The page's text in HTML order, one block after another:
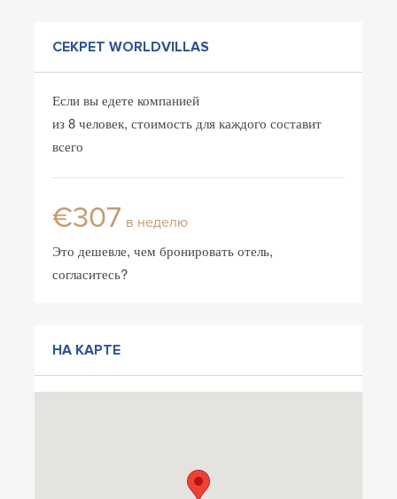
СЕКРЕТ WORLDVILLAS
Если вы едете компанией
из 8 человек, стоимость для каждого составит
всего
€307 в неделю
Это дешевле, чем бронировать отель,
согласитесь?
НА КАРТЕ